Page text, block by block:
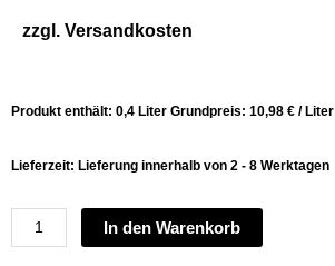
zzgl. Versandkosten
Produkt enthält: 0,4 Liter Grundpreis: 10,98 € / Liter
Lieferzeit: Lieferung innerhalb von 2 - 8 Werktagen
Spraila
Lackspray,
In den Warenkorb